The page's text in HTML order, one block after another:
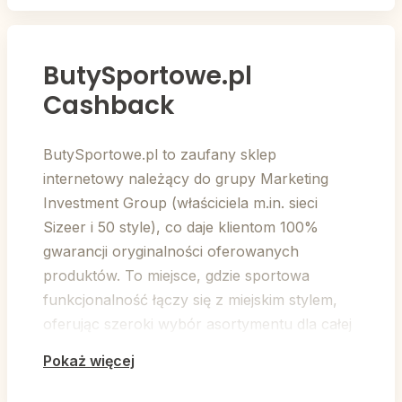
ButySportowe.pl
Cashback
ButySportowe.pl to zaufany sklep
internetowy należący do grupy Marketing
Investment Group (właściciela m.in. sieci
Sizeer i 50 style), co daje klientom 100%
gwarancji oryginalności oferowanych
produktów. To miejsce, gdzie sportowa
funkcjonalność łączy się z miejskim stylem,
oferując szeroki wybór asortymentu dla całej
Pokaż więcej